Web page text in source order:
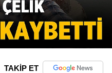
TAKİP ET